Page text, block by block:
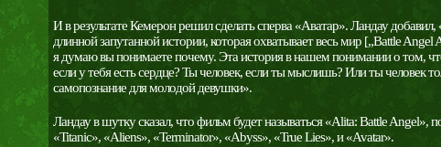
И в результате Кемерон решил сделать сперва «Аватар». Ландау
длинной запутанной истории, которая охватывает весь мир [„Battle
я думаю вы понимаете почему. Эта история в нашем понимании о том,
если у тебя есть сердце? Ты человек, если ты мыслишь? Или ты человек
самопознание для молодой девушки».
Ландау в шутку сказал, что фильм будет называться «Alita: Battle
«Titanic», «Aliens», «Terminator», «Abyss», «True Lies», и «Avatar».